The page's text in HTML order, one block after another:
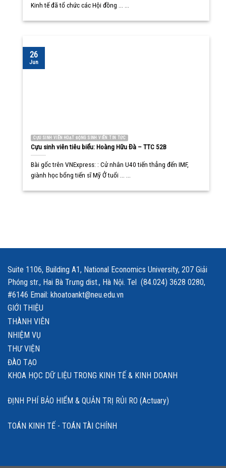
Kinh tế đã tổ chức các Hội đồng ... ...
CỰU SINH VIÊN HOẠT ĐỘNG SINH VIÊN TIN TỨC
Cựu sinh viên tiêu biểu: Hoàng Hữu Đà – TTC 52B
Bài gốc trên VNExpress: : Cử nhân U40 tiến thẳng đến IMF,
giành học bổng tiến sĩ Mỹ Ở tuổi ... ...
26
Jun
Suite 1106, Building A1, National Economics University, 207 Giải
Phóng str., Hai Bà Trưng dist., Hà Nội. Tel (84.024) 3628 0280,
#6146 Email: khoatoankt@neu.edu.vn
GIỚI THIỆU
THÀNH VIÊN
NHIỆM VỤ
THƯ VIỆN
ĐÀO TẠO
KHOA HỌC DỮ LIỆU TRONG KINH TẾ & KINH DOANH
ĐỊNH PHÍ BẢO HIỂM & QUẢN TRỊ RỦI RO (Actuary)
TOÁN KINH TẾ - TOÁN TÀI CHÍNH